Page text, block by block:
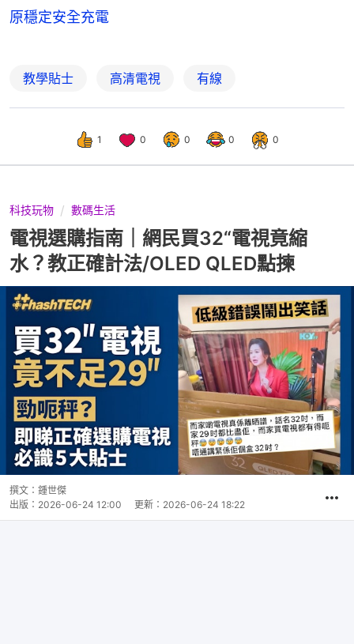
原穩定安全充電
教學貼士 高清電視 有線
1 0 0 0 0
科技玩物 數碼生活
電視選購指南｜網民買32“電視竟縮
水？教正確計法/OLED QLED點揀
撰文： 鍾世傑
出版： 2026-06-24 12:00 更新： 2026-06-24 18:22